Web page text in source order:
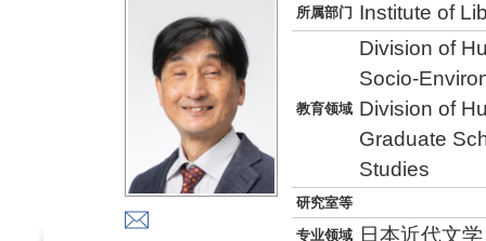
所属部门 Institute of
教育领域
Division of
Socio-
Division of
Graduate
Studies
研究室等
专业领域
日本近代文学